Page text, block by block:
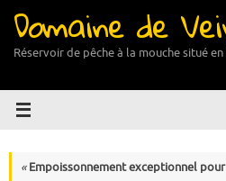
contenu
Domaine de
Réservoir de pêche à la mouche situé
«Empoissonnement exceptionnel